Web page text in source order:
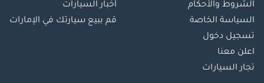
الشروط والأحكام
السياسة الخاصة
تسجيل دخول
اعلن معنا
تجار السيارات
أخبار السيارات
قم ببيع سيارتك في الإمارات